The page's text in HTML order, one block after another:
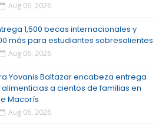
Aug 06, 2026
1,500 becas internacionales y
más para estudiantes sobresalientes
Aug 06, 2026
Yovanis Baltazar encabeza entrega
a cientos de familias en
Macorís
Aug 06, 2026